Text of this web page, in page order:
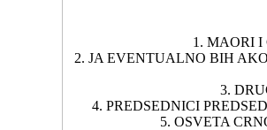
1. MAORI I
2. JA EVENTUALNO BIH
3.
4. PREDSEDNICI
5. OSVETA